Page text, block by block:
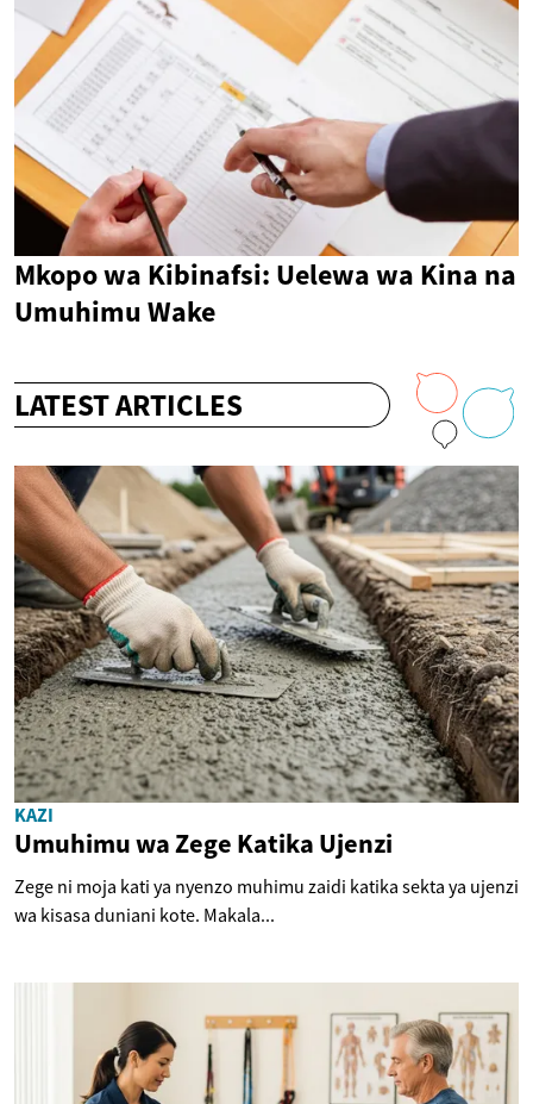
Mkopo wa Kibinafsi: Uelewa wa Kina na
Umuhimu Wake
LATEST ARTICLES
KAZI
Umuhimu wa Zege Katika Ujenzi
Zege ni moja kati ya nyenzo muhimu zaidi katika sekta ya ujenzi
wa kisasa duniani kote. Makala...